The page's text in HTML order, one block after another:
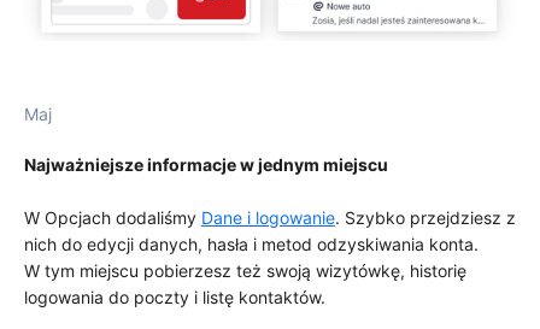
Maj
Najważniejsze informacje w jednym miejscu
W Opcjach dodaliśmy Dane i logowanie. Szybko przejdziesz z
nich do edycji danych, hasła i metod odzyskiwania konta.
W tym miejscu pobierzesz też swoją wizytówkę, historię
logowania do poczty i listę kontaktów.